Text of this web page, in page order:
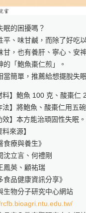
眠的困擾嗎？
平、味甘鹹，而除了好吃
甘，也有養肝、寧心、安
的「鮑魚棗仁煎」。
當簡單，推薦給想擺脫失
料】鮑魚 100 克、酸棗仁
法】將鮑魚、酸棗仁用五
效】本方能治頑固性失眠。
來源】
食療與養生》
沈立言、何禮剛
鳳英、顧祐瑞
食品健康資訊分享》
生物分子研究中心網站